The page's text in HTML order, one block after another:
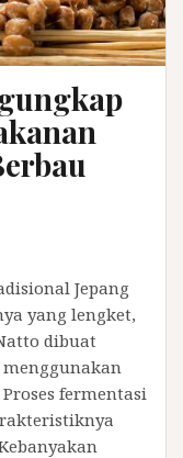
Jepang
yang lengket,
dibuat
fermentasi